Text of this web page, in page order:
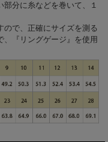
部分に糸などを巻いて、１
ので、正確にサイズを測る
、『リングゲージ』を使用